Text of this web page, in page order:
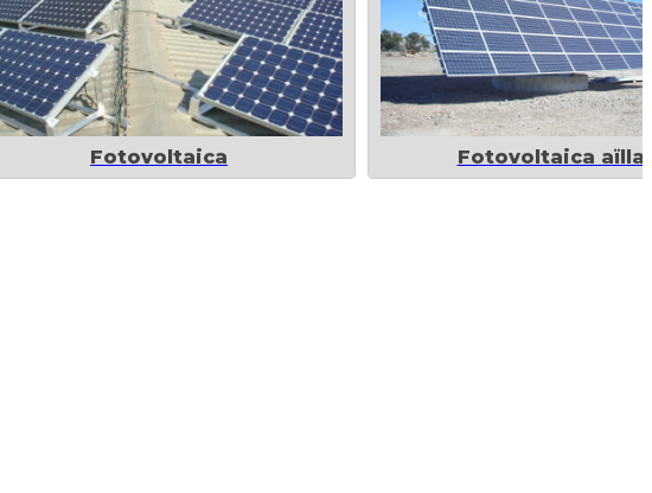
Fotovoltaica Fotovoltaica